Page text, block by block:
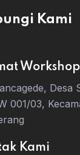
Kami
Workshop
Desa
001/03,
Kami